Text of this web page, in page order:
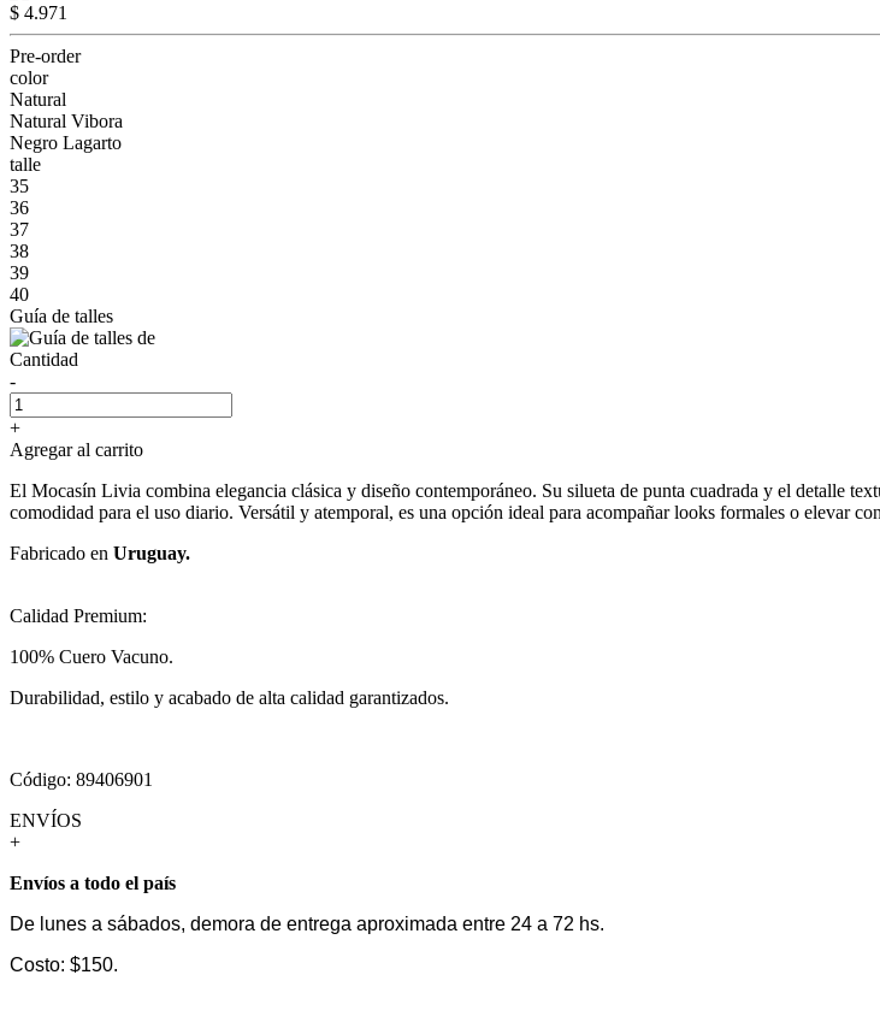
$ 4.971
Pre-order
color
Natural
Natural Vibora
Negro Lagarto
talle
35
36
37
38
39
40
Guía de talles
Cantidad
-
+
Agregar al carrito
El Mocasín Livia combina elegancia clásica y diseño contemporáneo. Su silueta de punta cuadrada y el detalle
comodidad para el uso diario. Versátil y atemporal, es una opción ideal para acompañar looks formales o elevar
Fabricado en Uruguay.
Calidad Premium:
100% Cuero Vacuno.
Durabilidad, estilo y acabado de alta calidad garantizados.
Código: 89406901
ENVÍOS
+
Envíos a todo el país
De lunes a sábados, demora de entrega aproximada entre 24 a 72 hs.
Costo: $150.